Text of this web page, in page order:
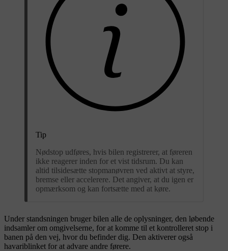
Tip
Nødstop udføres, hvis bilen registrerer, at føreren
ikke reagerer inden for et vist tidsrum. Du kan
altid tilsidesætte stopmanøvren ved aktivt at styre,
bremse eller accelerere. Det angiver, at du igen er
opmærksom og kan fortsætte med at køre.
Under standsningen bruger bilen alle de oplysninger, den løbende
indsamler om omgivelserne, for at komme til et kontrolleret stop i
banen på den vej, hvor du befinder dig. Den aktiverer også
havariblinket for at advare andre førere.